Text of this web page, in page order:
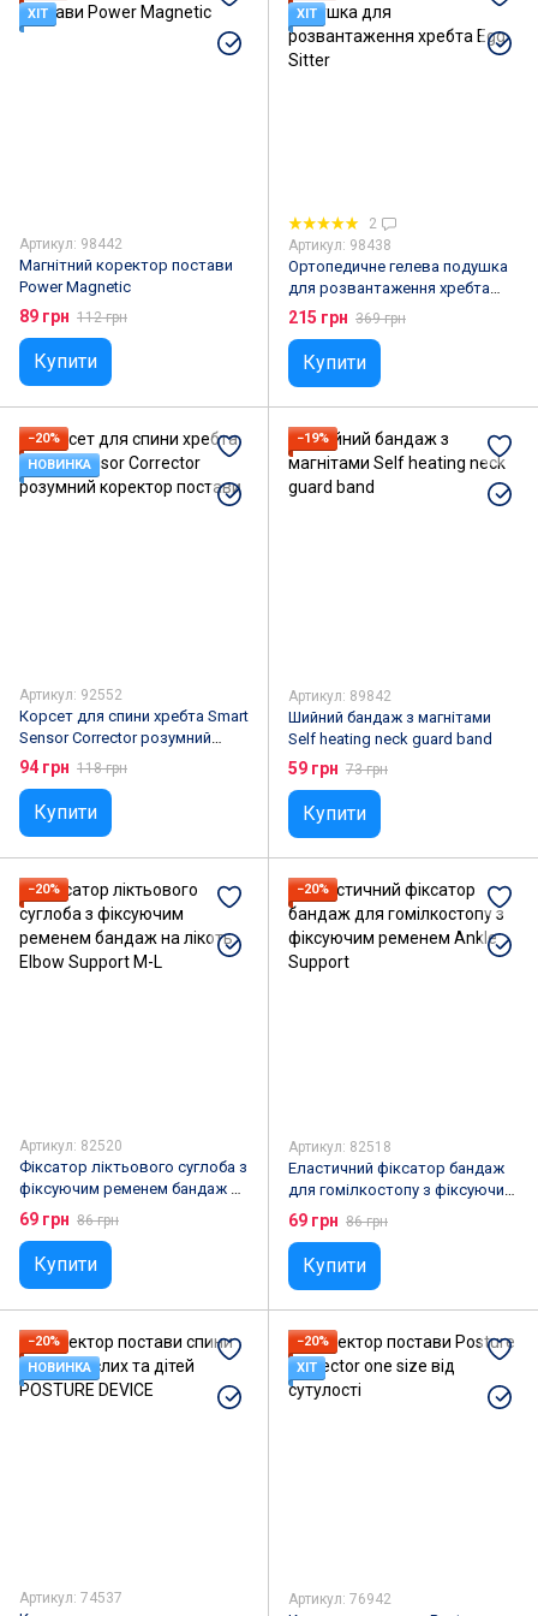
Воскоплави Б'юті-органайзери
Косметичні та ефірні олії
ХІТ
Артикул: 98442
Магнітний коректор постави
Power Magnetic
89 грн 112 грн
Купити
ХІТ
2
Артикул: 98438
Ортопедичне гелева подушка
для розвантаження хребта
Egg Sitter
215 грн 369 грн
Купити
−20%
НОВИНКА
Артикул: 92552
Корсет для спини хребта Smart
Sensor Corrector розумний
коректор постави
94 грн 118 грн
Купити
−19%
Артикул: 89842
Шийний бандаж з магнітами
Self heating neck guard band
59 грн 73 грн
Купити
−20%
Артикул: 82520
Фіксатор ліктьового суглоба з
фіксуючим ременем бандаж на
лікоть Elbow Support М-L
69 грн 86 грн
Купити
−20%
Артикул: 82518
Еластичний фіксатор бандаж
для гомілкостопу з фіксуючим
ременем Ankle Support
69 грн 86 грн
Купити
−20%
НОВИНКА
Артикул: 74537
−20%
ХІТ
Артикул: 76942